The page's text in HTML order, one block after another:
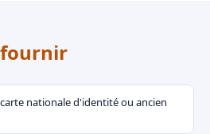
nationale d'identité ou ancien